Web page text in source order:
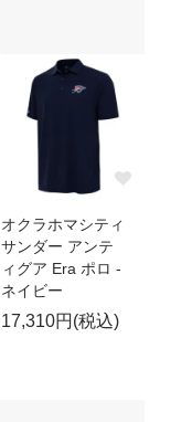
オクラホマシティ
サンダー アンテ
ィグア Era ポロ -
ネイビー
17,310円(税込)